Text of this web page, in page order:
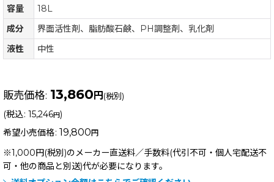
容量
18L
成分
界面活性剤、脂肪酸石鹸、PH調整剤、乳化剤
液性
中性
販売価格: 13,860 円 (税別)
(税込: 15,246円)
希望小売価格: 19,800 円
※1,000円(税別)のメーカー直送料／手数料(代引不可・個人宅配送不
可・他の商品と別送)代が必要になります。